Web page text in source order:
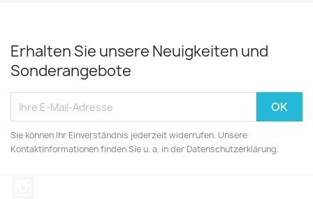
Erhalten Sie unsere Neuigkeiten und
Sonderangebote
Sie können Ihr Einverständnis jederzeit widerrufen. Unsere
Kontaktinformationen finden Sie u. a. in der Datenschutzerklärung.